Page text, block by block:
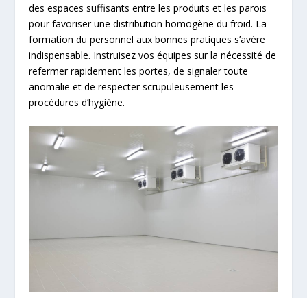
des espaces suffisants entre les produits et les parois
pour favoriser une distribution homogène du froid. La
formation du personnel aux bonnes pratiques s’avère
indispensable. Instruisez vos équipes sur la nécessité de
refermer rapidement les portes, de signaler toute
anomalie et de respecter scrupuleusement les
procédures d’hygiène.